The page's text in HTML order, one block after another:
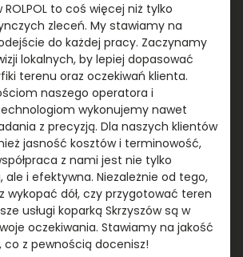
ROLPOL to coś więcej niż tylko
zleceń. My stawiamy na
do każdej pracy. Zaczynamy
lokalnych, by lepiej dopasować
terenu oraz oczekiwań klienta.
naszego operatora i
wykonujemy nawet
z precyzją. Dla naszych klientów
jasność kosztów i terminowość,
z nami jest nie tylko
ale i efektywna. Niezależnie od tego,
wykopać dół, czy przygotować teren
usługi koparką Skrzyszów są w
oczekiwania. Stawiamy na jakość
co z pewnością docenisz!